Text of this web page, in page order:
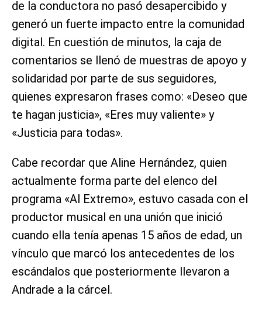
de la conductora no pasó desapercibido y
generó un fuerte impacto entre la comunidad
digital. En cuestión de minutos, la caja de
comentarios se llenó de muestras de apoyo y
solidaridad por parte de sus seguidores,
quienes expresaron frases como: «Deseo que
te hagan justicia», «Eres muy valiente» y
«Justicia para todas».
Cabe recordar que Aline Hernández, quien
actualmente forma parte del elenco del
programa «Al Extremo», estuvo casada con el
productor musical en una unión que inició
cuando ella tenía apenas 15 años de edad, un
vínculo que marcó los antecedentes de los
escándalos que posteriormente llevaron a
Andrade a la cárcel.